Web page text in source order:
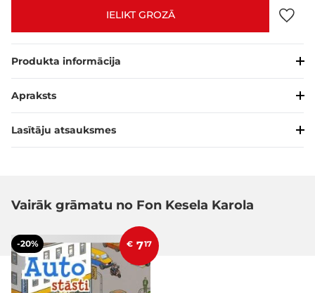
IELIKT GROZĀ
Produkta informācija
Apraksts
Lasītāju atsauksmes
Vairāk grāmatu no Fon Kesela Karola
-20% € 717